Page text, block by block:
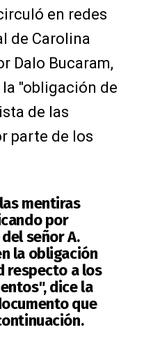
en redes
de Carolina
Dalo Bucaram,
"obligación de
de las
parte de los
mentiras
por
señor A.
la obligación
respecto a los
dice la
que